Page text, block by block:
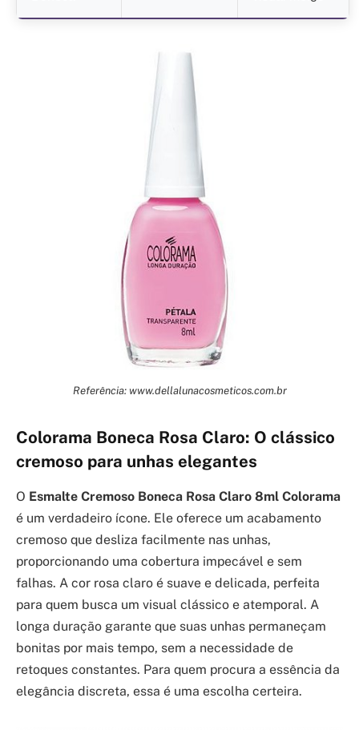
Referência: www.dellalunacosmeticos.com.br
Colorama Boneca Rosa Claro: O clássico
cremoso para unhas elegantes
O Esmalte Cremoso Boneca Rosa Claro 8ml Colorama
é um verdadeiro ícone. Ele oferece um acabamento
cremoso que desliza facilmente nas unhas,
proporcionando uma cobertura impecável e sem
falhas. A cor rosa claro é suave e delicada, perfeita
para quem busca um visual clássico e atemporal. A
longa duração garante que suas unhas permaneçam
bonitas por mais tempo, sem a necessidade de
retoques constantes. Para quem procura a essência da
elegância discreta, essa é uma escolha certeira.